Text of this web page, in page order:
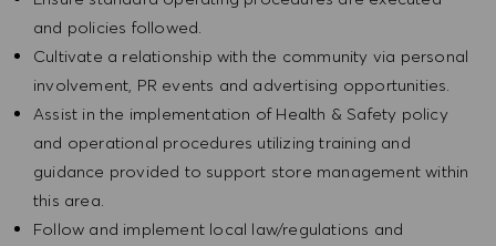
and policies followed.
Cultivate a relationship with the community via personal
involvement, PR events and advertising opportunities.
Assist in the implementation of Health & Safety policy
and operational procedures utilizing training and
guidance provided to support store management within
this area.
Follow and implement local law/regulations and